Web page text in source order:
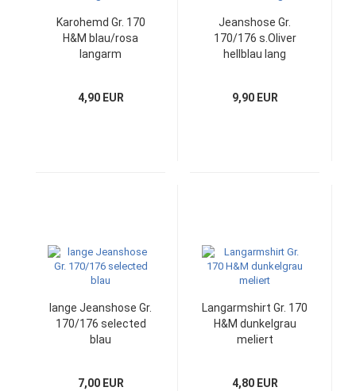
Karohemd Gr. 170
H&M blau/rosa
langarm
4,90 EUR
Jeanshose Gr.
170/176 s.Oliver
hellblau lang
9,90 EUR
lange Jeanshose Gr.
170/176 selected
blau
7,00 EUR
Langarmshirt Gr. 170
H&M dunkelgrau
meliert
4,80 EUR